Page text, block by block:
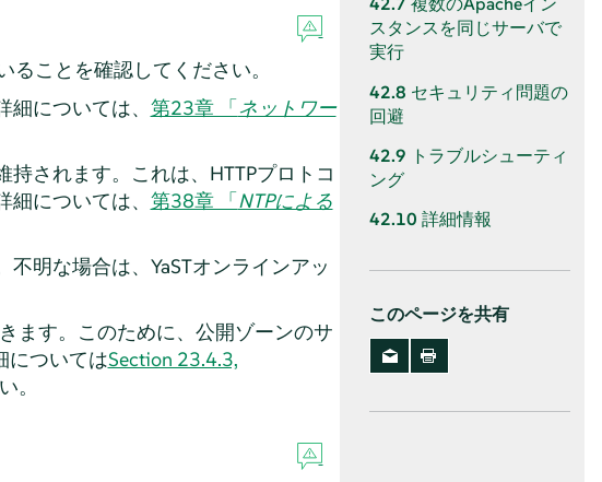
ことを確認してください。
については、 第23章 「ネットワー
されます。これは、HTTPプロトコ
については、 第38章 「NTPによる
明な場合は、YaSTオンラインアッ
ます。このために、公開ゾーンのサ
についてはSection 23.4.3,
。
スタンスを同じサーバで
実行
42.8 セキュリティ問題の
回避
42.9 トラブルシューティ
ング
42.10 詳細情報
このページを共有